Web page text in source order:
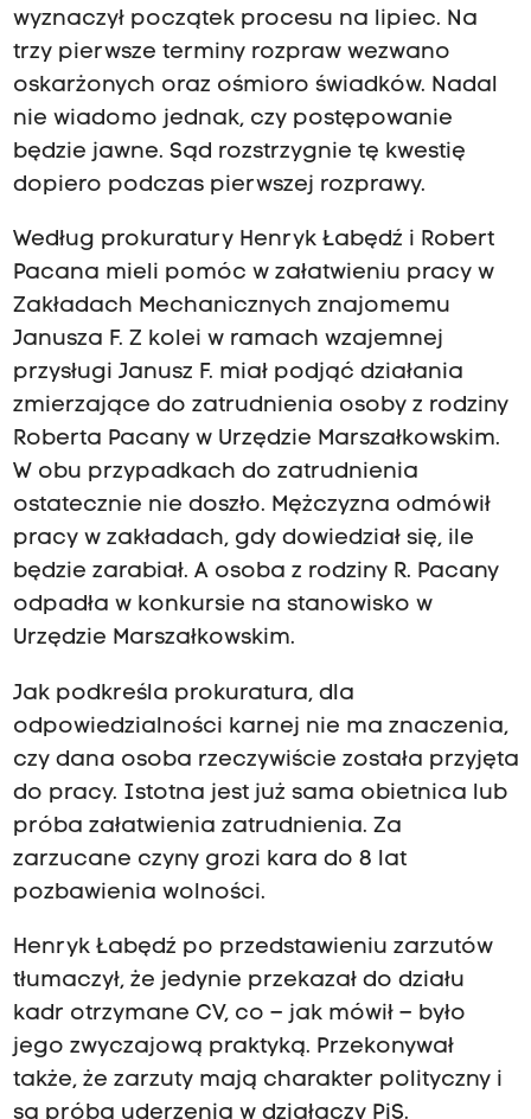
wyznaczył początek procesu na lipiec. Na
trzy pierwsze terminy rozpraw wezwano
oskarżonych oraz ośmioro świadków. Nadal
nie wiadomo jednak, czy postępowanie
będzie jawne. Sąd rozstrzygnie tę kwestię
dopiero podczas pierwszej rozprawy.
Według prokuratury Henryk Łabędź i Robert
Pacana mieli pomóc w załatwieniu pracy w
Zakładach Mechanicznych znajomemu
Janusza F. Z kolei w ramach wzajemnej
przysługi Janusz F. miał podjąć działania
zmierzające do zatrudnienia osoby z rodziny
Roberta Pacany w Urzędzie Marszałkowskim.
W obu przypadkach do zatrudnienia
ostatecznie nie doszło. Mężczyzna odmówił
pracy w zakładach, gdy dowiedział się, ile
będzie zarabiał. A osoba z rodziny R. Pacany
odpadła w konkursie na stanowisko w
Urzędzie Marszałkowskim.
Jak podkreśla prokuratura, dla
odpowiedzialności karnej nie ma znaczenia,
czy dana osoba rzeczywiście została przyjęta
do pracy. Istotna jest już sama obietnica lub
próba załatwienia zatrudnienia. Za
zarzucane czyny grozi kara do 8 lat
pozbawienia wolności.
Henryk Łabędź po przedstawieniu zarzutów
tłumaczył, że jedynie przekazał do działu
kadr otrzymane CV, co – jak mówił – było
jego zwyczajową praktyką. Przekonywał
także, że zarzuty mają charakter polityczny i
są próbą uderzenia w działaczy PiS.